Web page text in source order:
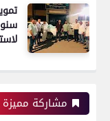
مشاركة مميزة